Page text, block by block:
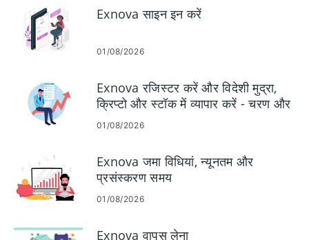
Exnova साइन इन करें
01/08/2026
Exnova रजिस्टर करें और विदेशी मुद्रा,
क्रिप्टो और स्टॉक में व्यापार करें - चरण और
आवश्यकताएँ
01/08/2026
Exnova जमा विधियां, न्यूनतम और
प्रसंस्करण समय
01/08/2026
Exnova वापस लेना